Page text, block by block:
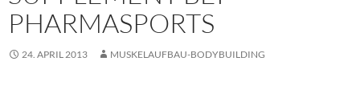
PHARMASPORTS
24. APRIL 2013 MUSKELAUFBAU-BODYBUILDING